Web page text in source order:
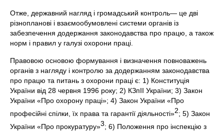
Отже, державний нагляд і громадський контроль— це дві
різнопланові і взаємообумовлені системи органів із
забезпечення додержання законодавства про працю, а також
норм і правил у галузі охорони праці.
Правовою основою формування і визначення повноважень
органів з нагляду і контролю за додержанням законодавства
про працю та питань з охорони праці є: 1) Конституція
України від 28 червня 1996 року; 2) КЗпІІ України; 3) Закон
України «Про охорону праці»; 4) Закон України «Про
професійні спілки, їх права та гарантії діяльності»2; 5) Закон
України «Про прокуратуру»3; 6) Положення про інспекцію з